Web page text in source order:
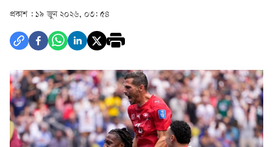
প্রকাশ : ১৯ জুন ২০২৬, ০৩: ৫৪